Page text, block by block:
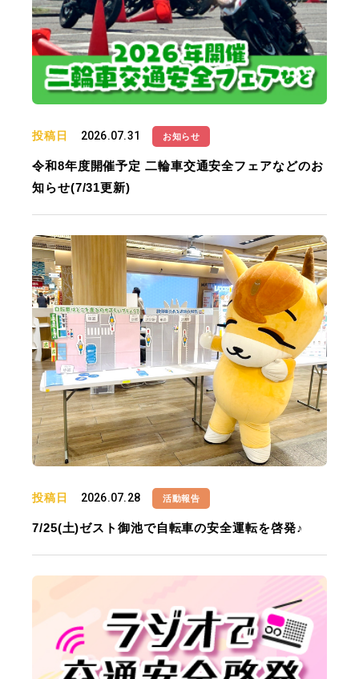
投稿日 2026.07.31 お知らせ
令和8年度開催予定 二輪車交通安全フェアなどのお
知らせ(7/31更新)
投稿日 2026.07.28 活動報告
7/25(土)ゼスト御池で自転車の安全運転を啓発♪